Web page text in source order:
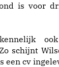
is voor
schijnt
een cv